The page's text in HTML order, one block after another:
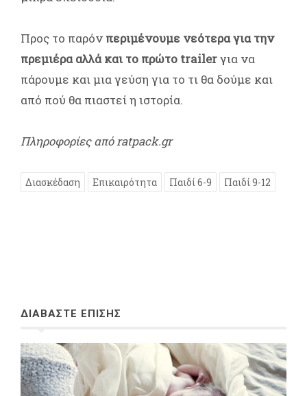
Προς το παρόν περιμένουμε νεότερα για την
πρεμιέρα αλλά και το πρώτο trailerγια να
πάρουμε και μια γεύση για το τι θα δούμε και
από πού θα πιαστεί η ιστορία.
Πληροφορίες από ratpack.gr
Διασκέδαση Επικαιρότητα Παιδί 6-9 Παιδί 9-12
ΔΙΑΒΑΣΤΕ ΕΠΙΣΗΣ